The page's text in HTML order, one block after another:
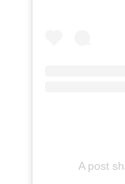
A post